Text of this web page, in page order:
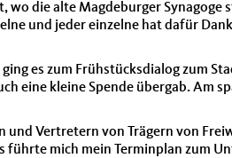
die alte Magdeburger
und jeder einzelne hat dafür
es zum Frühstücksdialog zum
eine kleine Spende übergab. Am
Vertretern von Trägern von
mich mein Terminplan zum